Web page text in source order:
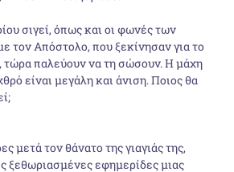
σιγεί, όπως και οι φωνές των
τον Απόστολο, που ξεκίνησαν για το
τώρα παλεύουν να τη σώσουν. Η μάχη
είναι μεγάλη και άνιση. Ποιος θα
μετά τον θάνατο της γιαγιάς της,
ξεθωριασμένες εφημερίδες μιας